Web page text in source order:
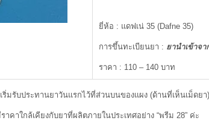
ยี่ห้อ : แดฟเน่ 35 (Dafne 35)
การขึ้นทะเบียนยา : ยานำเข้าจา
ราคา : 110 – 140 บาท
ระทานยาวันแรกไว้ที่ส่วนบนของแผง (ด้านที่เห็นเม็ดยา)
กล้เคียงกับยาที่ผลิตภายในประเทศอย่าง “พรีม 28” ค่ะ